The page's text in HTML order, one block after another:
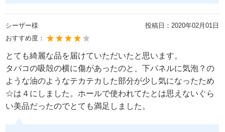
シーザー様 投稿日：2020年02月01日
おすすめ度：
とても綺麗な品を届けていただいたと思います。
タバコの吸殻の横に傷があったのと、下パネルに気泡？の
ような油のようなテカテカした部分が少し気になったため
☆は４にしました。ホールで使われてたとは思えないぐら
い美品だったのでとても満足しました。